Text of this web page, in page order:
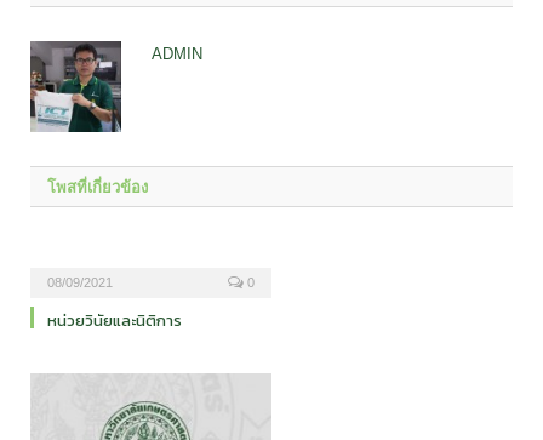
ADMIN
โพสที่เกี่ยวข้อง
08/09/2021 0
หน่วยวินัยและนิติการ